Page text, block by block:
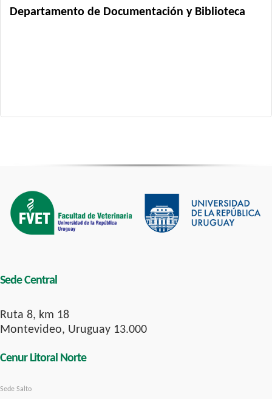
Departamento de Documentación y Biblioteca
Sede Central
Ruta 8, km 18
Montevideo, Uruguay 13.000
Cenur Litoral Norte
Sede Salto